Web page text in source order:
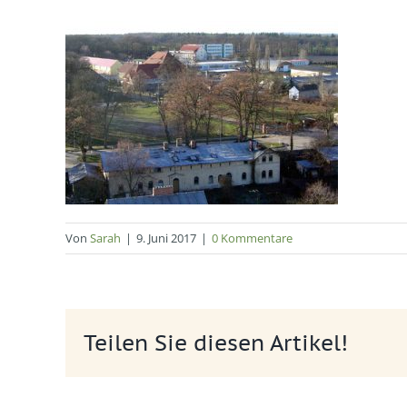
Von Sarah | 9. Juni 2017 | 0 Kommentare
Teilen Sie diesen Artikel!